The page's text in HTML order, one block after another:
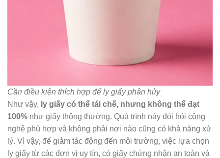
Cần điều kiện thích hợp để ly giấy phân hủy
Như vậy, ly giấy có thể tái chế, nhưng không thể đạt
100% như giấy thông thường. Quá trình này đòi hỏi công
nghệ phù hợp và không phải nơi nào cũng có khả năng xử
lý. Vì vậy, để giảm tác động đến môi trường, việc lựa chọn
ly giấy từ các đơn vị uy tín, có giấy chứng nhận an toàn và